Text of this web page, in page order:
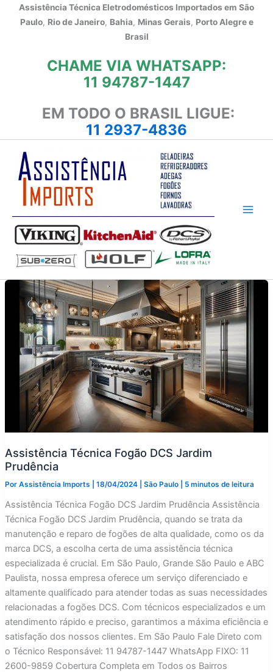
Assistência Técnica Eletrodomésticos Importados em São
Paulo, Rio de Janeiro, Bahia, Minas Gerais, Porto Alegre e
Brasil
CHAME VIA WHATSAPP:
11 94787-1447
EM TODO O BRASIL LIGUE:
11 2937-4836
Assistência Técnica Fogão DCS Jardim
Prudência
Por Assistência Imports 18/04/2024 São Paulo| 5 minutos de leitura
Assistência Técnica Fogão DCS Jardim Prudência Assistência
Técnica Fogão DCS Jardim Prudência, quando se trata da
manutenção e reparo de fogões de alta qualidade, como os da
marca DCS, a escolha certa de uma assistência técnica
especializada é crucial. Em São Paulo, Grande São Paulo e ABC
Paulista, nossa empresa oferece um serviço diferenciado e
altamente qualificado para atender todas as suas necessidades
relacionadas a fogões DCS. Com técnicos especializados e um
atendimento rápido e preciso, garantimos a máxima eficiência e
satisfação dos nossos clientes. Em São Paulo Fale Direto com
o Técnico Responsável: 11 94787-1447 WhatsApp FIXO: 11
2600-9859 Cobertura Completa em Todos os Bairros